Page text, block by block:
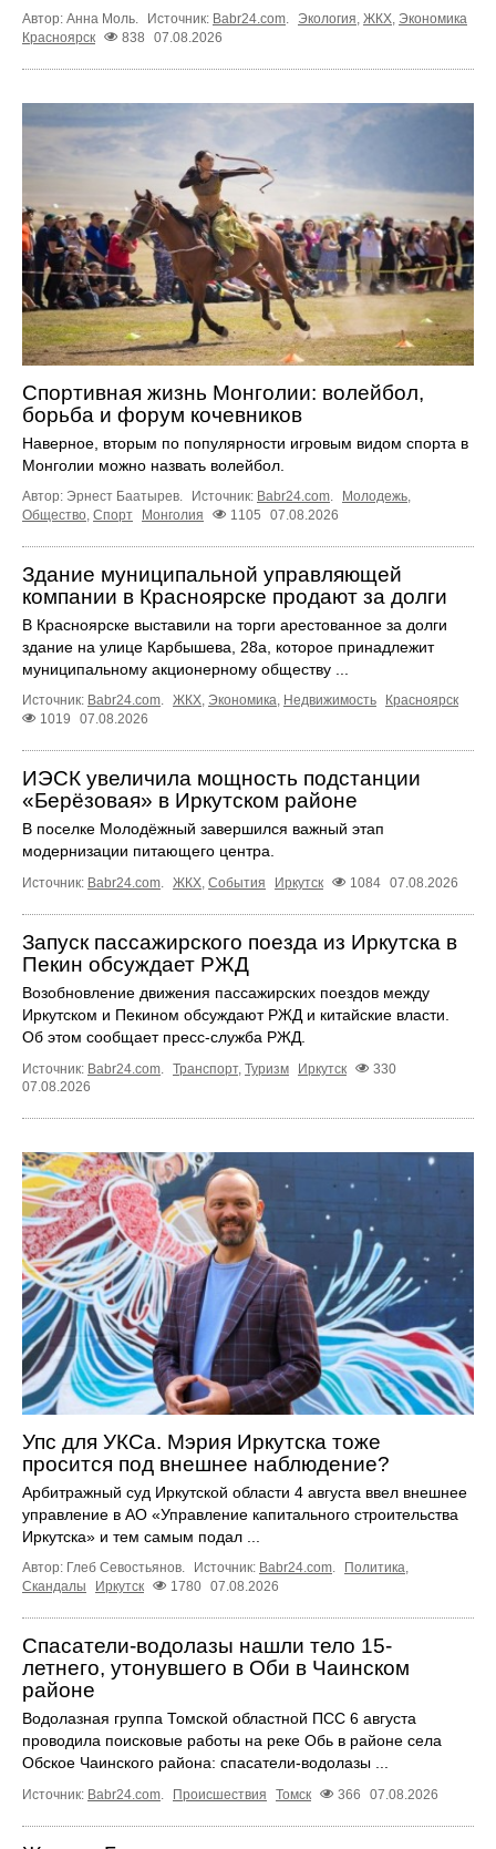
Автор: Анна Моль. Источник: Babr24.com Экология ЖКХ Экономика
Красноярск
838 07.08.2026
Спортивная жизнь Монголии: волейбол,
борьба и форум кочевников
Наверное, вторым по популярности игровым видом спорта в
Монголии можно назвать волейбол.
Автор: Эрнест Баатырев. Источник: Babr24.com Молодежь
Общество Спорт Монголия 1105 07.08.2026
Здание муниципальной управляющей
компании в Красноярске продают за долги
В Красноярске выставили на торги арестованное за долги
здание на улице Карбышева, 28а, которое принадлежит
муниципальному акционерному обществу ...
Источник: Babr24.com ЖКХ Экономика Недвижимость
Красноярск
1019
07.08.2026
ИЭСК увеличила мощность подстанции
«Берёзовая» в Иркутском районе
В поселке Молодёжный завершился важный этап
модернизации питающего центра.
Источник: Babr24.com. ЖКХ, События Иркутск 1084 07.08.2026
Запуск пассажирского поезда из Иркутска в
Пекин обсуждает РЖД
Возобновление движения пассажирских поездов между
Иркутском и Пекином обсуждают РЖД и китайские власти.
Об этом сообщает пресс‑служба РЖД.
Источник: Babr24.com. Транспорт, Туризм Иркутск
330
07.08.2026
Упс для УКСа. Мэрия Иркутска тоже
просится под внешнее наблюдение?
Арбитражный суд Иркутской области 4 августа ввел внешнее
управление в АО «Управление капитального строительства
Иркутска» и тем самым подал ...
Автор: Глеб Севостьянов. Источник: Babr24.com Политика
Скандалы
Иркутск 1780 07.08.2026
Спасатели-водолазы нашли тело 15-
летнего, утонувшего в Оби в Чаинском
районе
Водолазная группа Томской областной ПСС 6 августа
проводила поисковые работы на реке Обь в районе села
Обское Чаинского района: спасатели-водолазы ...
Источник: Babr24.com. Происшествия Томск 366 07.08.2026